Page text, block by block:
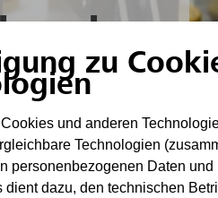
zu
und anderen
Technologien
personenbezogenen Daten
dient dazu, den technischen
schützen